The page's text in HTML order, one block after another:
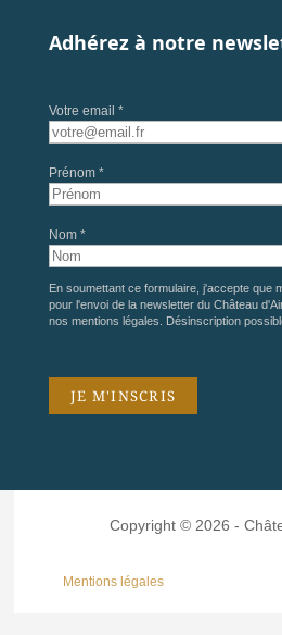
Adhérez à notre
Votre email *
Prénom *
Nom *
En soumettant ce formulaire, j'accepte que
pour l'envoi de la newsletter du Château
nos mentions légales . Désinscription
Copyright © 2026 -
Mentions légales